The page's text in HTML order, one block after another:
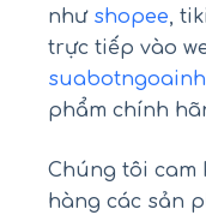
như shopee,
trực tiếp vào
phẩm chính
Chúng tôi cam
hàng các sản